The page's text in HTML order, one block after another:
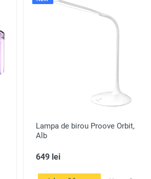
Lampa de birou Proove Orbit,
Alb
649 lei